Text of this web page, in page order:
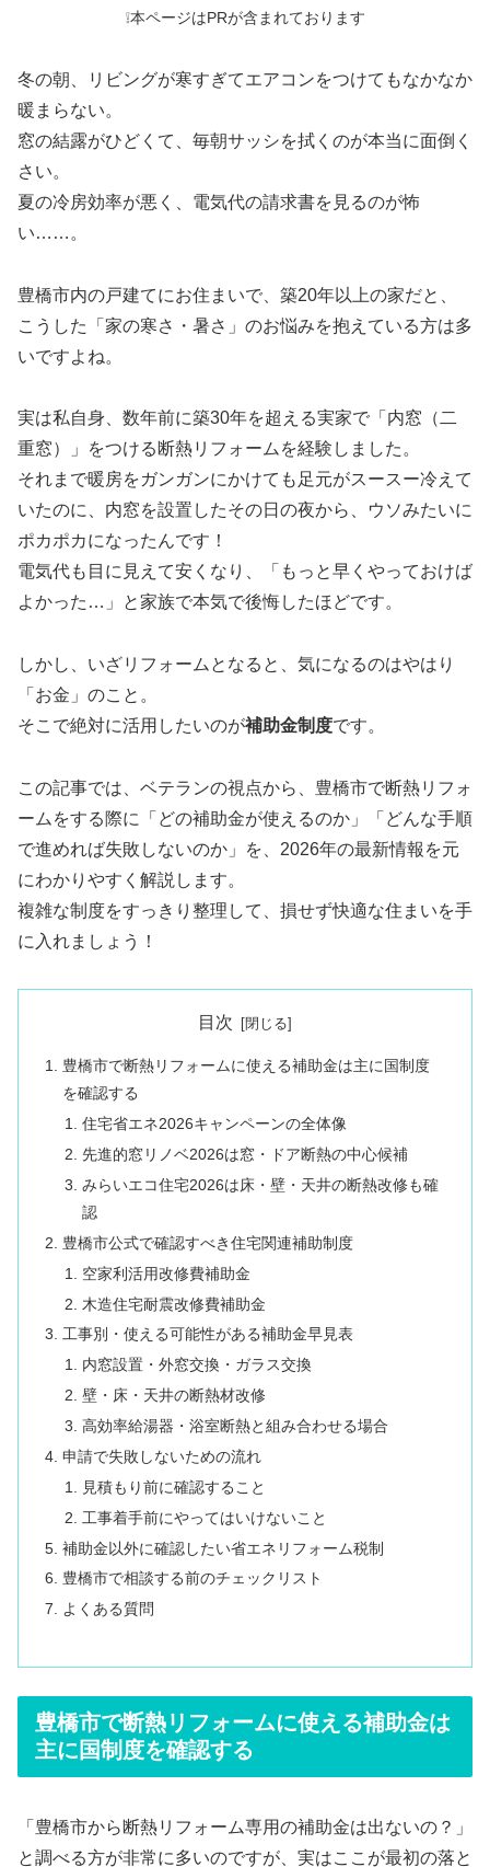
❕本ページはPRが含まれております
冬の朝、リビングが寒すぎてエアコンをつけてもなかなか
暖まらない。
窓の結露がひどくて、毎朝サッシを拭くのが本当に面倒く
さい。
夏の冷房効率が悪く、電気代の請求書を見るのが怖
い……。
豊橋市内の戸建てにお住まいで、築20年以上の家だと、
こうした「家の寒さ・暑さ」のお悩みを抱えている方は多
いですよね。
実は私自身、数年前に築30年を超える実家で「内窓（二
重窓）」をつける断熱リフォームを経験しました。
それまで暖房をガンガンにかけても足元がスースー冷えて
いたのに、内窓を設置したその日の夜から、ウソみたいに
ポカポカになったんです！
電気代も目に見えて安くなり、「もっと早くやっておけば
よかった…」と家族で本気で後悔したほどです。
しかし、いざリフォームとなると、気になるのはやはり
「お金」のこと。
そこで絶対に活用したいのが補助金制度です。
この記事では、ベテランの視点から、豊橋市で断熱リフォ
ームをする際に「どの補助金が使えるのか」「どんな手順
で進めれば失敗しないのか」を、2026年の最新情報を元
にわかりやすく解説します。
複雑な制度をすっきり整理して、損せず快適な住まいを手
に入れましょう！
目次
豊橋市で断熱リフォームに使える補助金は主に国制度
を確認する
住宅省エネ2026キャンペーンの全体像
先進的窓リノベ2026は窓・ドア断熱の中心候補
みらいエコ住宅2026は床・壁・天井の断熱改修も確
認
豊橋市公式で確認すべき住宅関連補助制度
空家利活用改修費補助金
木造住宅耐震改修費補助金
工事別・使える可能性がある補助金早見表
内窓設置・外窓交換・ガラス交換
壁・床・天井の断熱材改修
高効率給湯器・浴室断熱と組み合わせる場合
申請で失敗しないための流れ
見積もり前に確認すること
工事着手前にやってはいけないこと
補助金以外に確認したい省エネリフォーム税制
豊橋市で相談する前のチェックリスト
よくある質問
豊橋市で断熱リフォームに使える補助金は
主に国制度を確認する
「豊橋市から断熱リフォーム専用の補助金は出ないの？」
と調べる方が非常に多いのですが、実はここが最初の落と